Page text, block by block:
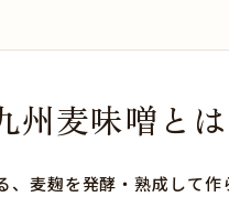
州麦味噌とは
麦麹を発酵・熟成して作